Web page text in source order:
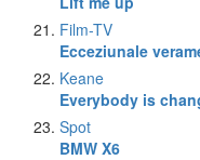
Film-TV
Ecceziunale
Keane
Everybody is
Spot
BMW X6